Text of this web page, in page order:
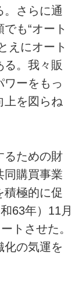
。さらに通
も“オート
えにオート
。我々販
ーをもっ
上を図らね
るための財
同購買事業
積極的に促
63年）11月
トさせた。
化の気運を